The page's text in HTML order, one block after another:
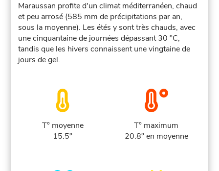
Maraussan profite d'un climat méditerranéen, chaud
et peu arrosé (585 mm de précipitations par an,
sous la moyenne). Les étés y sont très chauds, avec
une cinquantaine de journées dépassant 30 °C,
tandis que les hivers connaissent une vingtaine de
jours de gel.
T° moyenne
15.5°
T° maximum
20.8° en moyenne